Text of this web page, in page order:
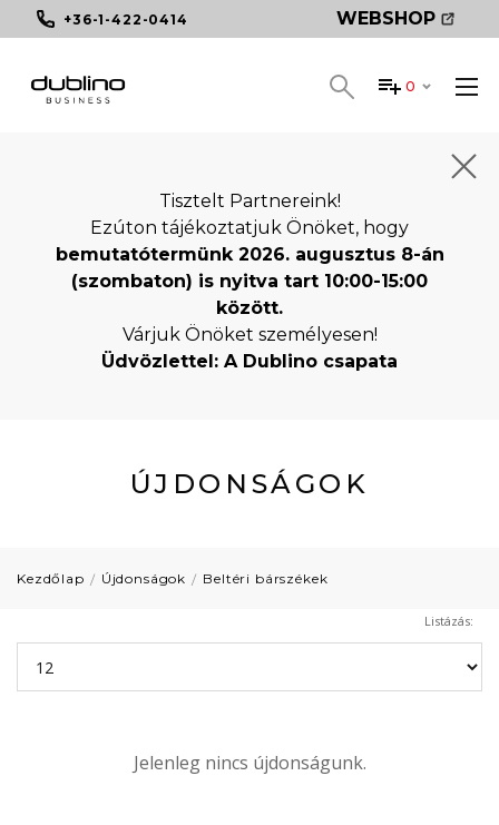
+36-1-422-0414 WEBSHOP
0
Tisztelt Partnereink!
Ezúton tájékoztatjuk Önöket, hogy
bemutatótermünk 2026. augusztus 8-án
(szombaton) is nyitva tart 10:00-15:00
között.
Várjuk Önöket személyesen!
Üdvözlettel: A Dublino csapata
ÚJDONSÁGOK
Kezdőlap Újdonságok Beltéri bárszékek
Listázás:
Jelenleg nincs újdonságunk.